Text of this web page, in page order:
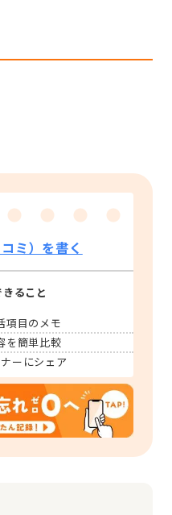
ミ）を書く
ること
項目のメモ
を簡単比較
ーにシェア